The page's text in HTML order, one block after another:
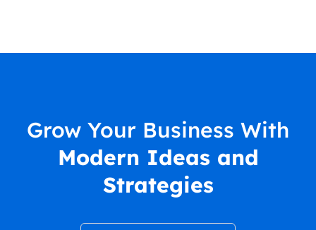
Grow Your Business With
Modern Ideas and
Strategies